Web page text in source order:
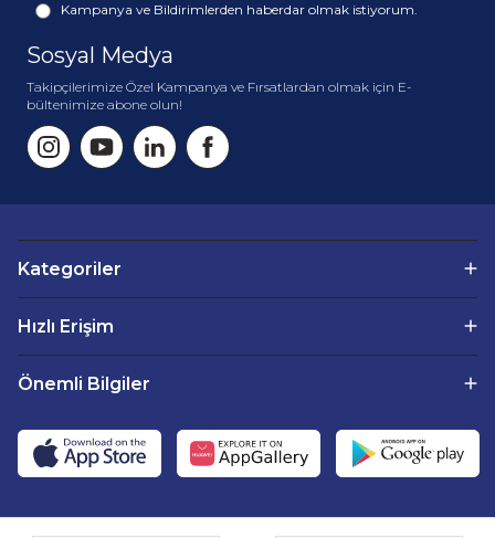
Kampanya ve Bildirimlerden haberdar olmak istiyorum.
Sosyal Medya
Takipçilerimize Özel Kampanya ve Fırsatlardan olmak için E-
bültenimize abone olun!
Kategoriler
Hızlı Erişim
Önemli Bilgiler